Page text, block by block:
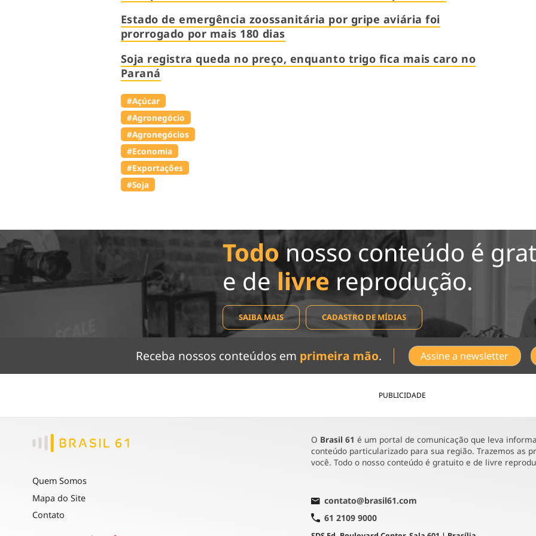
Estado de emergência zoossanitária por gripe aviária foi
prorrogado por mais 180 dias
Soja registra queda no preço, enquanto trigo fica mais caro no
Paraná
#Açúcar
#Agronegócio
#Agronegócios
#Economia
#Exportações
#Soja
Todonosso conteúdo é
e de livre reprodução.
SAIBA MAIS CADASTRO DE MÍDIAS
Receba nossos conteúdos em primeira mão. Assine a newsletter
PUBLICIDADE
Quem Somos
Mapa do Site
Contato
O Brasil 61 é um portal de comunicação que leva
conteúdo particularizado para sua região. Trazemos as
você. Todo o nosso conteúdo é gratuito e de livre
contato@brasil61.com
61 2109 9000